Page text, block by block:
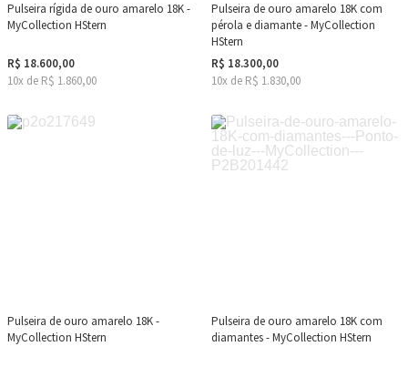
Pulseira rígida de ouro amarelo 18K -
MyCollection HStern
R$ 18.600,00
10x de R$ 1.860,00
Pulseira de ouro amarelo 18K com
pérola e diamante - MyCollection
HStern
R$ 18.300,00
10x de R$ 1.830,00
Pulseira de ouro amarelo 18K -
MyCollection HStern
Pulseira de ouro amarelo 18K com
diamantes - MyCollection HStern